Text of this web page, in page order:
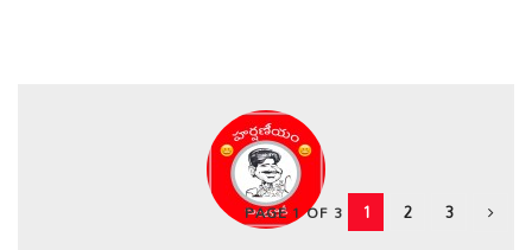
PAGE 1 OF 3 1 2 3